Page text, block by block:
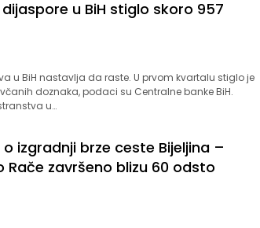
u BiH stiglo skoro 957
u BiH nastavlja da raste. U prvom kvartalu stiglo je
doznaka, podaci su Centralne banke BiH.
u…
izgradnji brze ceste Bijeljina –
Rače završeno blizu 60 odsto